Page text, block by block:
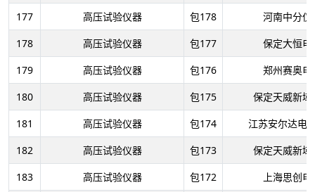
177
高压试验仪器 包178
河南中分
178
高压试验仪器 包177
保定大恒
179
高压试验仪器 包176
郑州赛奥
180
高压试验仪器 包175
保定天威新
181
高压试验仪器 包174
江苏安尔达电
182
高压试验仪器 包173
保定天威新
183
高压试验仪器 包172
上海思创